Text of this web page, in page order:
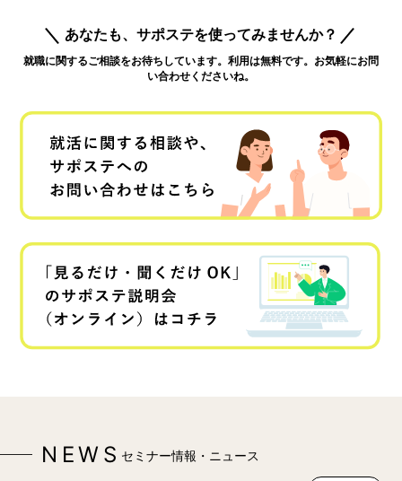
あなたも、サポステを使ってみませんか？
就職に関するご相談をお待ちしています。利用は無料です。お気軽にお問
い合わせくださいね。
NEWS セミナー情報・ニュース